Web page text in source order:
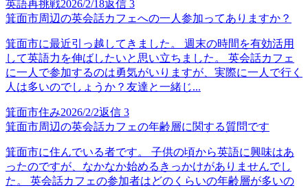
英語再挑戦2026/2/18返信 3
箕面市周辺の英会話カフェへの一人参加ってありますか？
箕面市に最近引っ越してきました。 週末の時間を有効活用
して英語力を伸ばしたいと思い立ちました。 英会話カフェ
に一人で参加するのは勇気がいりますが、実際に一人で行く
人は多いのでしょうか？友達と一緒じ...
箕面市住み2026/2/2返信 3
箕面市周辺の英会話カフェの年齢層に関する質問です
箕面市に住んでいる者です。 子供の頃から英語に興味はあ
ったのですが、なかなか始めるきっかけがありませんでし
た。 英会話カフェの参加者はどのくらいの年齢層が多いの